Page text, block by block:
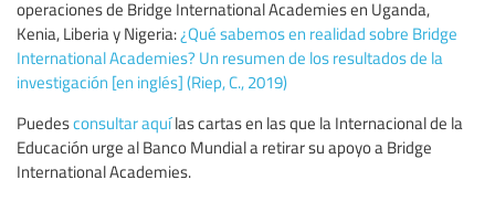
operaciones de Bridge International Academies en Uganda,
Kenia, Liberia y Nigeria: ¿Qué sabemos en realidad sobre Bridge
International Academies? Un resumen de los resultados de la
investigación [en inglés] (Riep, C., 2019)
Puedesconsultar aquílas cartas en las que la Internacional de la
Educación urge al Banco Mundial a retirar su apoyo a Bridge
International Academies.